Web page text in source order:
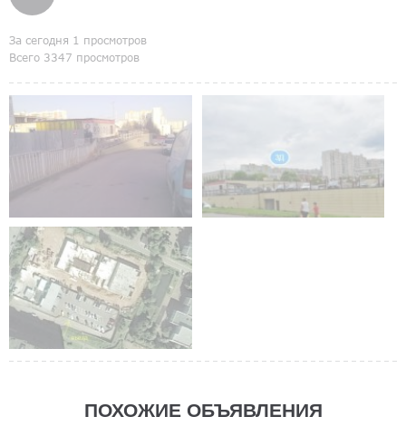
За сегодня 1 просмотров
Всего 3347 просмотров
ПОХОЖИЕ ОБЪЯВЛЕНИЯ